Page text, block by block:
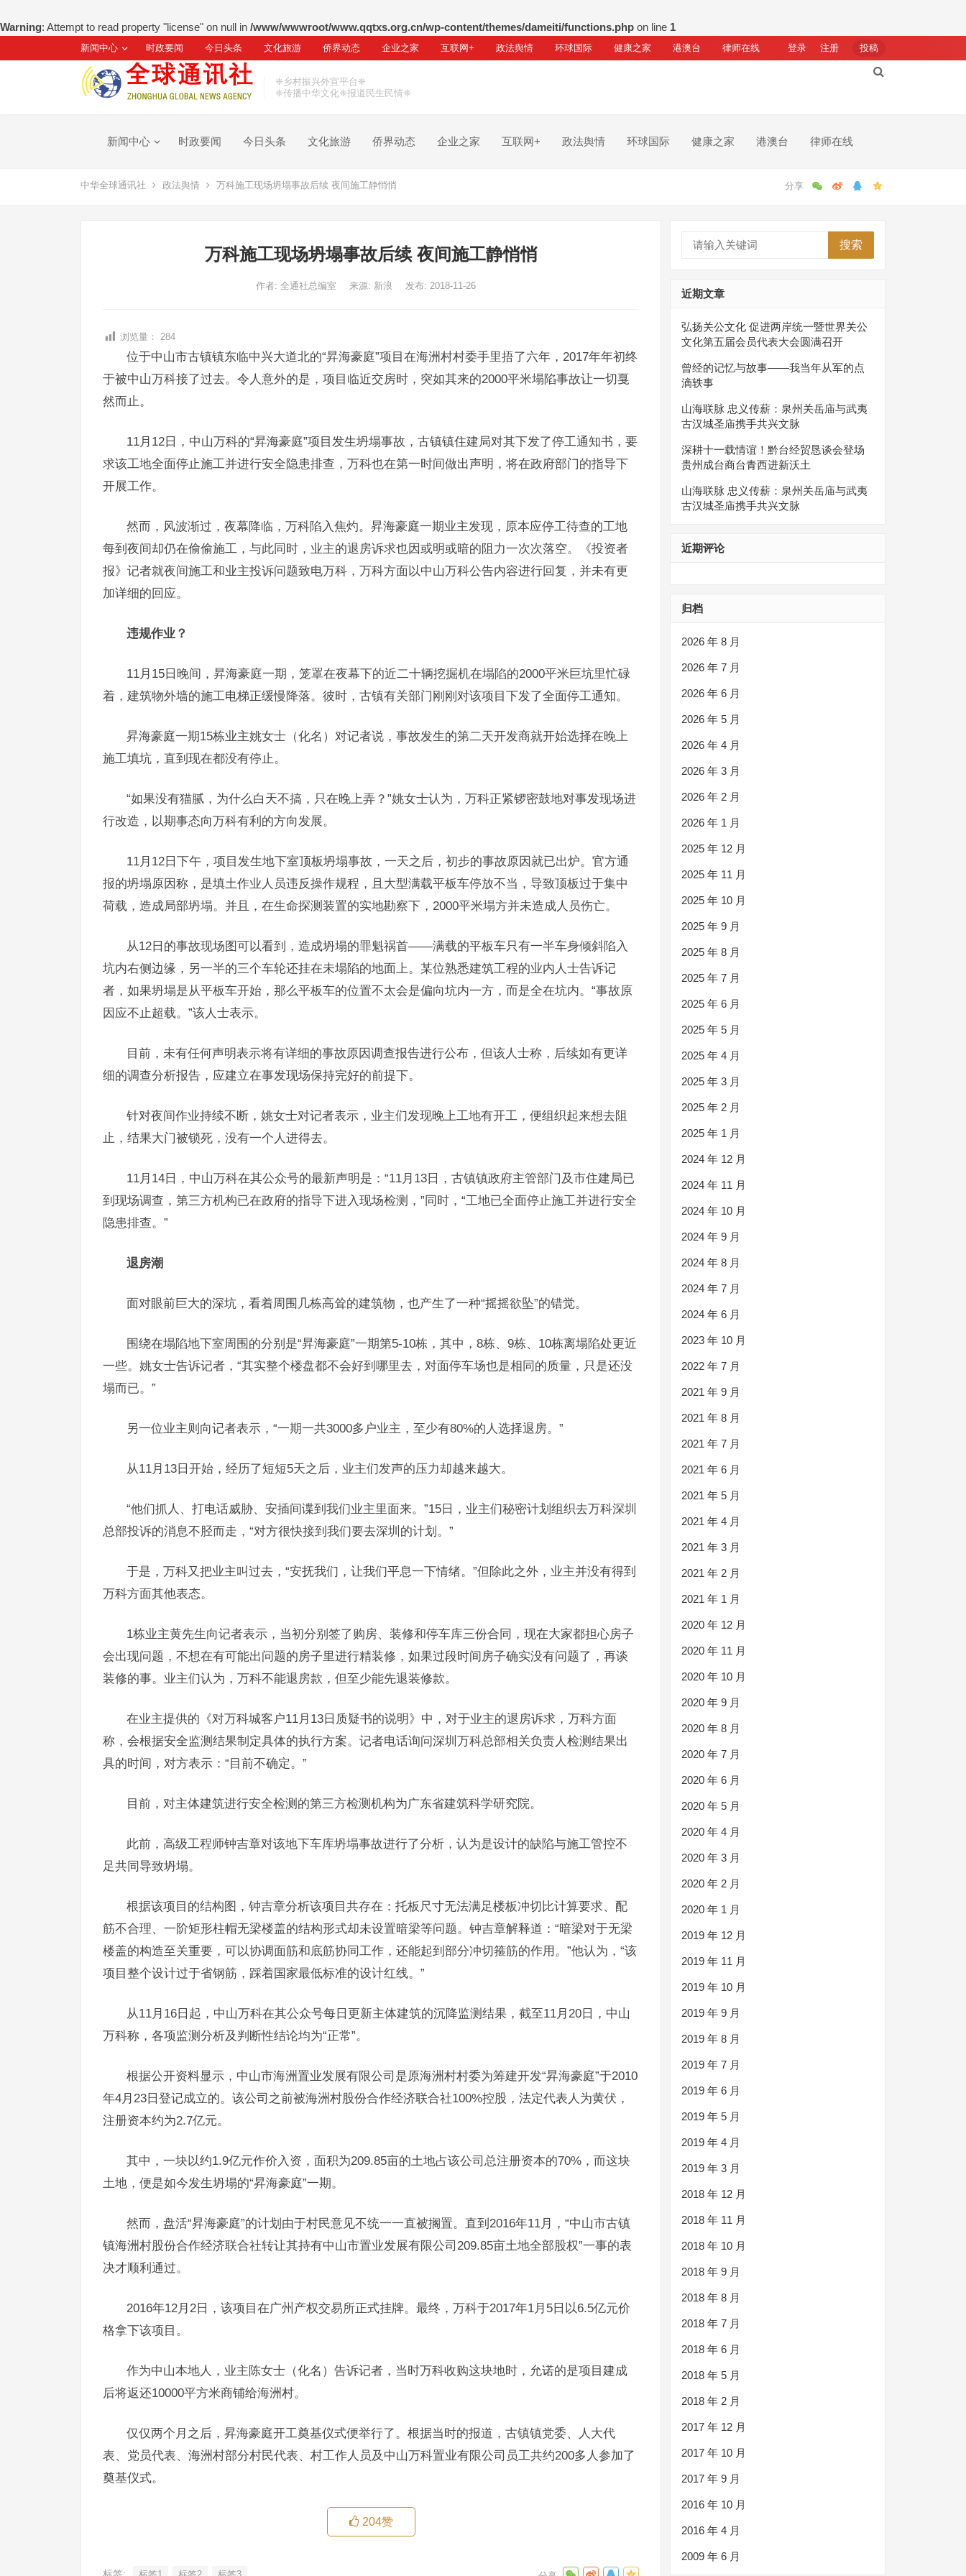
Warning: Attempt to read property "license" on null in /www/wwwroot/www.qqtxs.org.cn/wp-content/themes/dameiti/functions.php on line 1
新闻中心 时政要闻 今日头条 文化旅游 侨界动态 企业之家 互联网+ 政法舆情 环球国际 健康之家 港澳台 律师在线 登录 注册 投稿
❈乡村振兴外宣平台❈
❈传播中华文化❈报道民生民情❈
新闻中心 时政要闻 今日头条 文化旅游 侨界动态 企业之家 互联网+ 政法舆情 环球国际 健康之家 港澳台 律师在线
中华全球通讯社 政法舆情 万科施工现场坍塌事故后续 夜间施工静悄悄
万科施工现场坍塌事故后续 夜间施工静悄悄
作者: 全通社总编室 来源: 新浪 发布: 2018-11-26
浏览量： 284
位于中山市古镇镇东临中兴大道北的“昇海豪庭”项目在海洲村村委手里捂了六年，2017年年初终
于被中山万科接了过去。令人意外的是，项目临近交房时，突如其来的2000平米塌陷事故让一切戛
然而止。
11月12日，中山万科的“昇海豪庭”项目发生坍塌事故，古镇镇住建局对其下发了停工通知书，要
求该工地全面停止施工并进行安全隐患排查，万科也在第一时间做出声明，将在政府部门的指导下
开展工作。
然而，风波渐过，夜幕降临，万科陷入焦灼。昇海豪庭一期业主发现，原本应停工待查的工地
每到夜间却仍在偷偷施工，与此同时，业主的退房诉求也因或明或暗的阻力一次次落空。《投资者
报》记者就夜间施工和业主投诉问题致电万科，万科方面以中山万科公告内容进行回复，并未有更
加详细的回应。
违规作业？
11月15日晚间，昇海豪庭一期，笼罩在夜幕下的近二十辆挖掘机在塌陷的2000平米巨坑里忙碌
着，建筑物外墙的施工电梯正缓慢降落。彼时，古镇有关部门刚刚对该项目下发了全面停工通知。
昇海豪庭一期15栋业主姚女士（化名）对记者说，事故发生的第二天开发商就开始选择在晚上
施工填坑，直到现在都没有停止。
“如果没有猫腻，为什么白天不搞，只在晚上弄？”姚女士认为，万科正紧锣密鼓地对事发现场进
行改造，以期事态向万科有利的方向发展。
11月12日下午，项目发生地下室顶板坍塌事故，一天之后，初步的事故原因就已出炉。官方通
报的坍塌原因称，是填土作业人员违反操作规程，且大型满载平板车停放不当，导致顶板过于集中
荷载，造成局部坍塌。并且，在生命探测装置的实地勘察下，2000平米塌方并未造成人员伤亡。
从12日的事故现场图可以看到，造成坍塌的罪魁祸首——满载的平板车只有一半车身倾斜陷入
坑内右侧边缘，另一半的三个车轮还挂在未塌陷的地面上。某位熟悉建筑工程的业内人士告诉记
者，如果坍塌是从平板车开始，那么平板车的位置不太会是偏向坑内一方，而是全在坑内。“事故原
因应不止超载。”该人士表示。
目前，未有任何声明表示将有详细的事故原因调查报告进行公布，但该人士称，后续如有更详
细的调查分析报告，应建立在事发现场保持完好的前提下。
针对夜间作业持续不断，姚女士对记者表示，业主们发现晚上工地有开工，便组织起来想去阻
止，结果大门被锁死，没有一个人进得去。
11月14日，中山万科在其公众号的最新声明是：“11月13日，古镇镇政府主管部门及市住建局已
到现场调查，第三方机构已在政府的指导下进入现场检测，”同时，“工地已全面停止施工并进行安全
隐患排查。”
退房潮
面对眼前巨大的深坑，看着周围几栋高耸的建筑物，也产生了一种“摇摇欲坠”的错觉。
围绕在塌陷地下室周围的分别是“昇海豪庭”一期第5-10栋，其中，8栋、9栋、10栋离塌陷处更近
一些。姚女士告诉记者，“其实整个楼盘都不会好到哪里去，对面停车场也是相同的质量，只是还没
塌而已。”
另一位业主则向记者表示，“一期一共3000多户业主，至少有80%的人选择退房。”
从11月13日开始，经历了短短5天之后，业主们发声的压力却越来越大。
“他们抓人、打电话威胁、安插间谍到我们业主里面来。”15日，业主们秘密计划组织去万科深圳
总部投诉的消息不胫而走，“对方很快接到我们要去深圳的计划。”
于是，万科又把业主叫过去，“安抚我们，让我们平息一下情绪。”但除此之外，业主并没有得到
万科方面其他表态。
1栋业主黄先生向记者表示，当初分别签了购房、装修和停车库三份合同，现在大家都担心房子
会出现问题，不想在有可能出问题的房子里进行精装修，如果过段时间房子确实没有问题了，再谈
装修的事。业主们认为，万科不能退房款，但至少能先退装修款。
在业主提供的《对万科城客户11月13日质疑书的说明》中，对于业主的退房诉求，万科方面
称，会根据安全监测结果制定具体的执行方案。记者电话询问深圳万科总部相关负责人检测结果出
具的时间，对方表示：“目前不确定。”
目前，对主体建筑进行安全检测的第三方检测机构为广东省建筑科学研究院。
此前，高级工程师钟吉章对该地下车库坍塌事故进行了分析，认为是设计的缺陷与施工管控不
足共同导致坍塌。
根据该项目的结构图，钟吉章分析该项目共存在：托板尺寸无法满足楼板冲切比计算要求、配
筋不合理、一阶矩形柱帽无梁楼盖的结构形式却未设置暗梁等问题。钟吉章解释道：“暗梁对于无梁
楼盖的构造至关重要，可以协调面筋和底筋协同工作，还能起到部分冲切箍筋的作用。”他认为，“该
项目整个设计过于省钢筋，踩着国家最低标准的设计红线。”
从11月16日起，中山万科在其公众号每日更新主体建筑的沉降监测结果，截至11月20日，中山
万科称，各项监测分析及判断性结论均为“正常”。
根据公开资料显示，中山市海洲置业发展有限公司是原海洲村村委为筹建开发“昇海豪庭”于2010
年4月23日登记成立的。该公司之前被海洲村股份合作经济联合社100%控股，法定代表人为黄伏，
注册资本约为2.7亿元。
其中，一块以约1.9亿元作价入资，面积为209.85亩的土地占该公司总注册资本的70%，而这块
土地，便是如今发生坍塌的“昇海豪庭”一期。
然而，盘活“昇海豪庭”的计划由于村民意见不统一一直被搁置。直到2016年11月，“中山市古镇
镇海洲村股份合作经济联合社转让其持有中山市置业发展有限公司209.85亩土地全部股权”一事的表
决才顺利通过。
2016年12月2日，该项目在广州产权交易所正式挂牌。最终，万科于2017年1月5日以6.5亿元价
格拿下该项目。
作为中山本地人，业主陈女士（化名）告诉记者，当时万科收购这块地时，允诺的是项目建成
后将返还10000平方米商铺给海洲村。
仅仅两个月之后，昇海豪庭开工奠基仪式便举行了。根据当时的报道，古镇镇党委、人大代
表、党员代表、海洲村部分村民代表、村工作人员及中山万科置业有限公司员工共约200多人参加了
奠基仪式。
204赞
搜索
近期文章
弘扬关公文化 促进两岸统一暨世界关公
文化第五届会员代表大会圆满召开
曾经的记忆与故事——我当年从军的点
滴轶事
山海联脉 忠义传薪：泉州关岳庙与武夷
古汉城圣庙携手共兴文脉
深耕十一载情谊！黔台经贸恳谈会登场
贵州成台商台青西进新沃土
山海联脉 忠义传薪：泉州关岳庙与武夷
古汉城圣庙携手共兴文脉
近期评论
归档
2026 年 8 月
2026 年 7 月
2026 年 6 月
2026 年 5 月
2026 年 4 月
2026 年 3 月
2026 年 2 月
2026 年 1 月
2025 年 12 月
2025 年 11 月
2025 年 10 月
2025 年 9 月
2025 年 8 月
2025 年 7 月
2025 年 6 月
2025 年 5 月
2025 年 4 月
2025 年 3 月
2025 年 2 月
2025 年 1 月
2024 年 12 月
2024 年 11 月
2024 年 10 月
2024 年 9 月
2024 年 8 月
2024 年 7 月
2024 年 6 月
2023 年 10 月
2022 年 7 月
2021 年 9 月
2021 年 8 月
2021 年 7 月
2021 年 6 月
2021 年 5 月
2021 年 4 月
2021 年 3 月
2021 年 2 月
2021 年 1 月
2020 年 12 月
2020 年 11 月
2020 年 10 月
2020 年 9 月
2020 年 8 月
2020 年 7 月
2020 年 6 月
2020 年 5 月
2020 年 4 月
2020 年 3 月
2020 年 2 月
2020 年 1 月
2019 年 12 月
2019 年 11 月
2019 年 10 月
2019 年 9 月
2019 年 8 月
2019 年 7 月
2019 年 6 月
2019 年 5 月
2019 年 4 月
2019 年 3 月
2018 年 12 月
2018 年 11 月
2018 年 10 月
2018 年 9 月
2018 年 8 月
2018 年 7 月
2018 年 6 月
2018 年 5 月
2018 年 2 月
2017 年 12 月
2017 年 10 月
2017 年 9 月
2016 年 10 月
2016 年 4 月
2009 年 6 月